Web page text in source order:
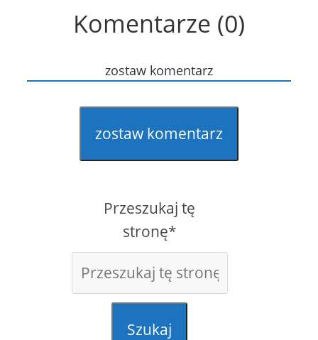
Komentarze (0)
zostaw komentarz
zostaw komentarz
Przeszukaj tę
stronę*
Szukaj